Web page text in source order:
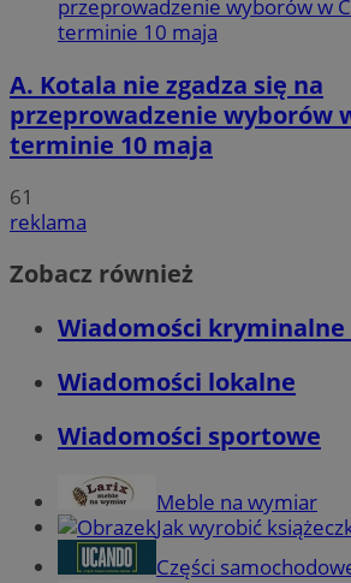
A. Kotala nie zgadza się na
przeprowadzenie wyborów
terminie 10 maja
61
reklama
Zobacz również
Wiadomości kryminalne
Wiadomości lokalne
Wiadomości sportowe
Meble na wymiar
Jak wyrobić
Części